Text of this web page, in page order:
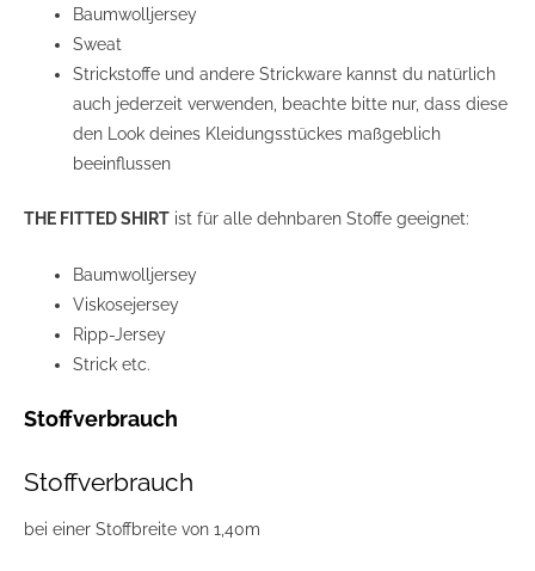
Baumwolljersey
Sweat
Strickstoffe und andere Strickware kannst du natürlich
auch jederzeit verwenden, beachte bitte nur, dass diese
den Look deines Kleidungsstückes maßgeblich
beeinflussen
THE FITTED SHIRT ist für alle dehnbaren Stoffe geeignet:
Baumwolljersey
Viskosejersey
Ripp-Jersey
Strick etc.
Stoffverbrauch
Stoffverbrauch
bei einer Stoffbreite von 1,40m